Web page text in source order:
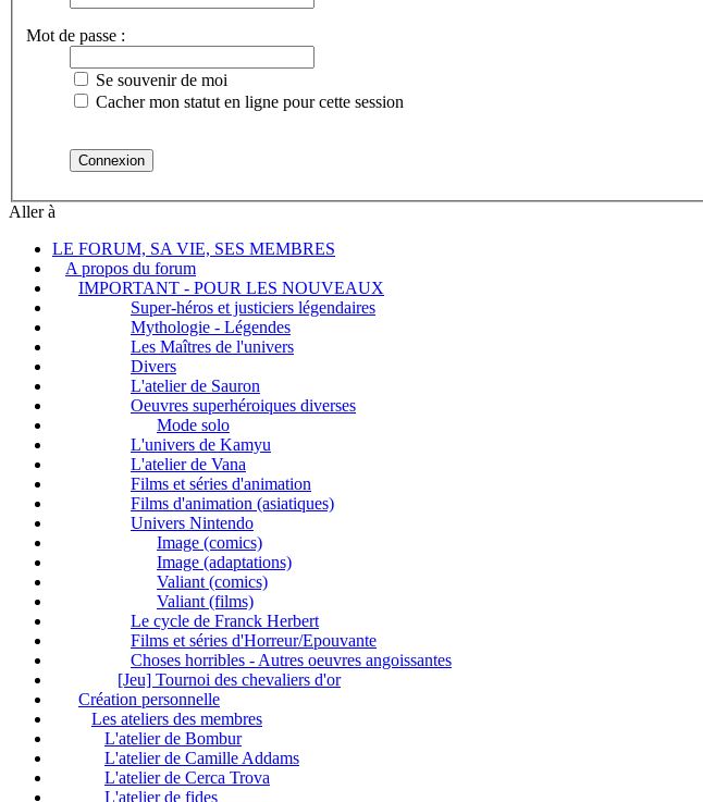
Mot de passe :
Se souvenir de moi
Cacher mon statut en ligne pour cette session
Aller à
LE FORUM, SA VIE, SES MEMBRES
A propos du forum
IMPORTANT - POUR LES NOUVEAUX
Super-héros et justiciers légendaires
Mythologie - Légendes
Les Maîtres de l'univers
Divers
L'atelier de Sauron
Oeuvres superhéroiques diverses
Mode solo
L'univers de Kamyu
L'atelier de Vana
Films et séries d'animation
Films d'animation (asiatiques)
Univers Nintendo
Image (comics)
Image (adaptations)
Valiant (comics)
Valiant (films)
Le cycle de Franck Herbert
Films et séries d'Horreur/Epouvante
Choses horribles - Autres oeuvres angoissantes
[Jeu] Tournoi des chevaliers d'or
Création personnelle
Les ateliers des membres
L'atelier de Bombur
L'atelier de Camille Addams
L'atelier de Cerca Trova
L'atelier de fides